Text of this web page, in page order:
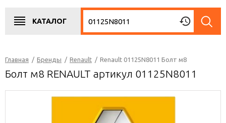
КАТАЛОГ
Главная / Бренды / Renault / Renault 01125N8011 Болт м8
Болт м8 RENAULT артикул 01125N8011